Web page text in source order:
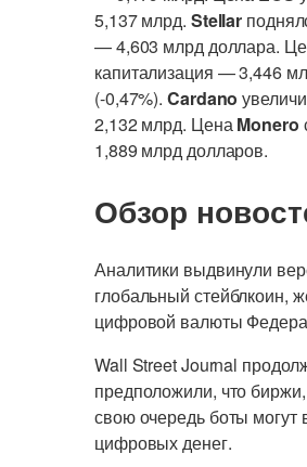
5,137 млрд. Stellar
— 4,603 млрд доллара.
капитализация — 3,446
(-0,47%).Cardano
2,132 млрд. ЦенаMonero
1,889 млрд долларов.
Обзор
Аналитики выдвинули
глобальный стейблкоин,
цифровой валюты
Wall Street Journal
предположили, что
свою очередь боты
цифровых денег.